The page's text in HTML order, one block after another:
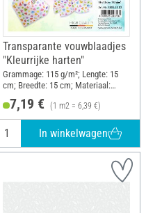
Transparante vouwblaadjes
"Kleurrijke harten"
Grammage: 115 g/m²; Lengte: 15
cm; Breedte: 15 cm; Materiaal:
7,19 € (1 m2 = 6,39 €)
In winkelwagen